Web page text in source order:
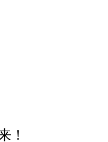
！